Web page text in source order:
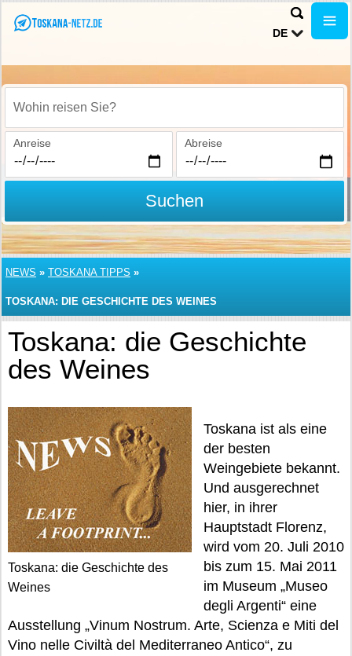
DE
Wohin reisen Sie?
Anreise Abreise
Suchen
NEWS » TOSKANA TIPPS »
TOSKANA: DIE GESCHICHTE DES WEINES
Toskana: die Geschichte
des Weines
Toskana: die Geschichte des
Weines
Toskana ist als eine
der besten
Weingebiete bekannt.
Und ausgerechnet
hier, in ihrer
Hauptstadt Florenz,
wird vom 20. Juli 2010
bis zum 15. Mai 2011
im Museum „Museo
degli Argenti“ eine
Ausstellung „Vinum Nostrum. Arte, Scienza e Miti del
Vino nelle Civiltà del Mediterraneo Antico“, zu